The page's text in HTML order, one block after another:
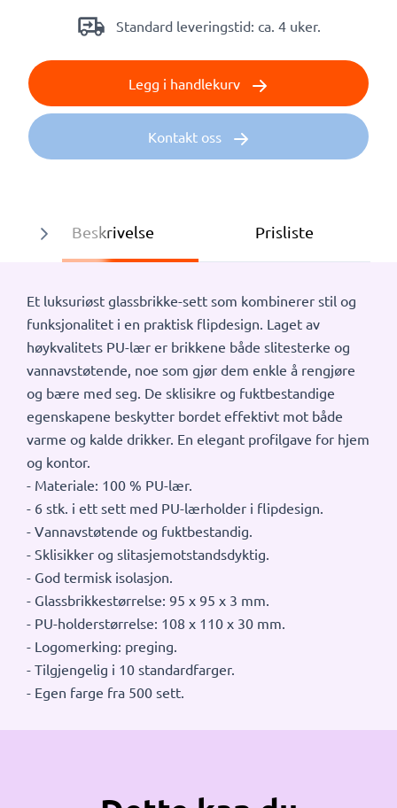
Standard leveringstid: ca. 4 uker.
Legg i handlekurv
Kontakt oss
Beskrivelse Prisliste
Et luksuriøst glassbrikke-sett som kombinerer stil og
funksjonalitet i en praktisk flipdesign. Laget av
høykvalitets PU-lær er brikkene både slitesterke og
vannavstøtende, noe som gjør dem enkle å rengjøre
og bære med seg. De sklisikre og fuktbestandige
egenskapene beskytter bordet effektivt mot både
varme og kalde drikker. En elegant profilgave for hjem
og kontor.
- Materiale: 100 % PU-lær.
- 6 stk. i ett sett med PU-lærholder i flipdesign.
- Vannavstøtende og fuktbestandig.
- Sklisikker og slitasjemotstandsdyktig.
- God termisk isolasjon.
- Glassbrikkestørrelse: 95 x 95 x 3 mm.
- PU-holderstørrelse: 108 x 110 x 30 mm.
- Logomerking: preging.
- Tilgjengelig i 10 standardfarger.
- Egen farge fra 500 sett.